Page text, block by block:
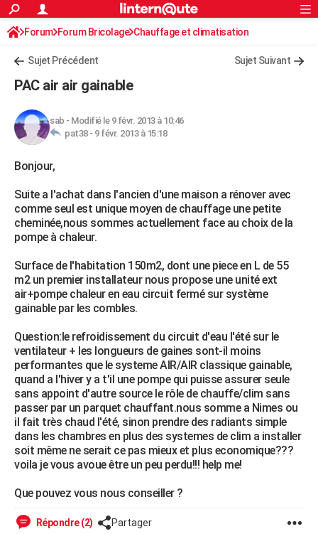
ACTUALITÉS
Politique
Société
Faits Divers
Education
Monde
Villes
+
Retraite
Impôts
Epargne
Immobilier
Risques naturels par ville
Banque
Assurance
Crédit
AUTO
HIGH-TECH
BRICOLAGE
Forum
Aménagement intérieur
Extérieur
Cuisine
Salle de bains
Jardinage
Rangement
WEEK-END
Guides de France
Escapades
Patrimoine
Expositions
Musées
Week-end nature
+
Art de vivre
Bien-être
Loisirs
Mode
Modes de vie
SANTE
Alimentation
Guide de la santé
Maladies
Médicaments
Sommeil
VOYAGE
Destinations
City break
Voyage nature
Voyage de noces
Forum
Climat
+PHOTO
GUIDES D'ACHAT
BONS PLANS
CARTE DE VOEUX
Carte de Noël
Carte Bonne année
Carte Saint-Valentin
Carte Pâques
Carte d'anniversaire
DICTIONNAIRE
Rechercher
S'inscrire
Connexion
Forum Forum Bricolage Chauffage et climatisation
Sujet Précédent Sujet Suivant
PAC air air gainable
sab - Modifié le 9 févr. 2013 à 10:46
pat38 - 9 févr. 2013 à 15:18
Bonjour,
Suite a l'achat dans l'ancien d'une maison a rénover avec
comme seul est unique moyen de chauffage une petite
cheminée,nous sommes actuellement face au choix de la
pompe à chaleur.
Surface de l'habitation 150m2, dont une piece en L de 55
m2 un premier installateur nous propose une unité ext
air+pompe chaleur en eau circuit fermé sur système
gainable par les combles.
Question:le refroidissement du circuit d'eau l'été sur le
ventilateur + les longueurs de gaines sont-il moins
performantes que le systeme AIR/AIR classique gainable,
quand a l'hiver y a t'il une pompe qui puisse assurer seule
sans appoint d'autre source le rôle de chauffe/clim sans
passer par un parquet chauffant.nous somme a Nimes ou
il fait très chaud l'été, sinon prendre des radiants simple
dans les chambres en plus des systemes de clim a installer
soit même ne serait ce pas mieux et plus economique???
voila je vous avoue être un peu perdu!!! help me!
Que pouvez vous nous conseiller ?
Répondre (2) Partager